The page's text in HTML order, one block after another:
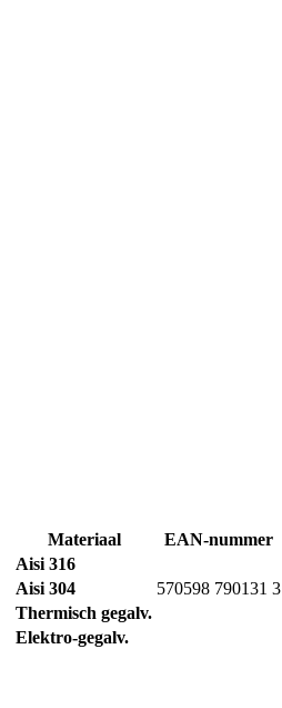
Materiaal
EAN-nummer
Aisi 316
Aisi 304
570598 790131 3
Thermisch gegalv.
Elektro-gegalv.